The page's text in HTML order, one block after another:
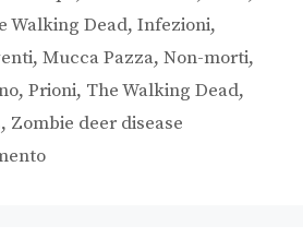
Walking Dead, Infezioni,
, Mucca Pazza, Non-morti,
, Prioni, The Walking Dead,
, Zombie deer disease